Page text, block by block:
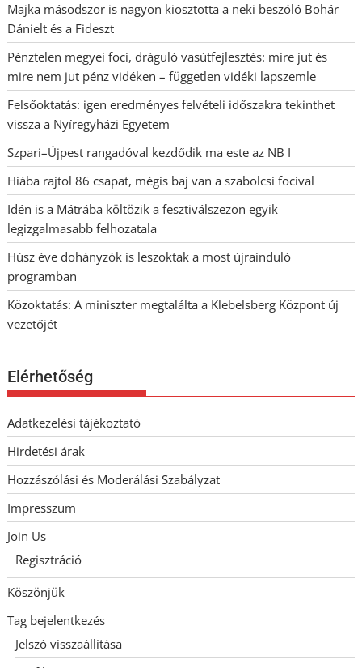
Majka másodszor is nagyon kiosztotta a neki beszóló Bohár
Dánielt és a Fideszt
Pénztelen megyei foci, dráguló vasútfejlesztés: mire jut és
mire nem jut pénz vidéken – független vidéki lapszemle
Felsőoktatás: igen eredményes felvételi időszakra tekinthet
vissza a Nyíregyházi Egyetem
Szpari–Újpest rangadóval kezdődik ma este az NB I
Hiába rajtol 86 csapat, mégis baj van a szabolcsi focival
Idén is a Mátrába költözik a fesztiválszezon egyik
legizgalmasabb felhozatala
Húsz éve dohányzók is leszoktak a most újrainduló
programban
Közoktatás: A miniszter megtalálta a Klebelsberg Központ új
vezetőjét
Elérhetőség
Adatkezelési tájékoztató
Hirdetési árak
Hozzászólási és Moderálási Szabályzat
Impresszum
Join Us
Regisztráció
Köszönjük
Tag bejelentkezés
Jelszó visszaállítása